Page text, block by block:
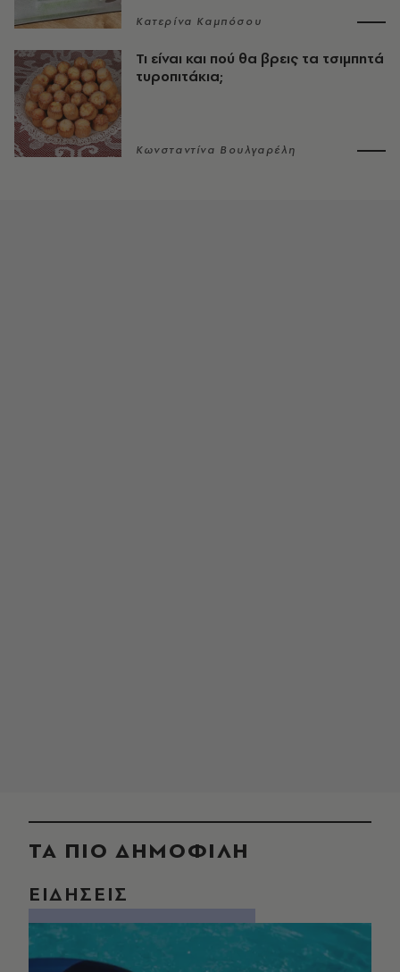
Κατερίνα Καμπόσου
Τι είναι και πού θα βρεις τα τσιμπητά
τυροπιτάκια;
Κωνσταντίνα Βουλγαρέλη
ΤΑ ΠΙΟ ΔΗΜΟΦΙΛΗ
ΕΙΔΗΣΕΙΣ